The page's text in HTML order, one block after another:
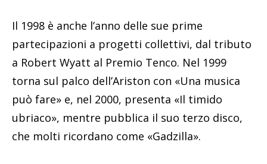
Il 1998 è anche l’anno delle sue prime
partecipazioni a progetti collettivi, dal tributo
a Robert Wyatt al Premio Tenco. Nel 1999
torna sul palco dell’Ariston con «Una musica
può fare» e, nel 2000, presenta «Il timido
ubriaco», mentre pubblica il suo terzo disco,
che molti ricordano come «Gadzilla».